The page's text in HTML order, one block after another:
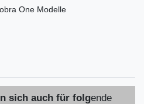
One Modelle
sich auch für folgende